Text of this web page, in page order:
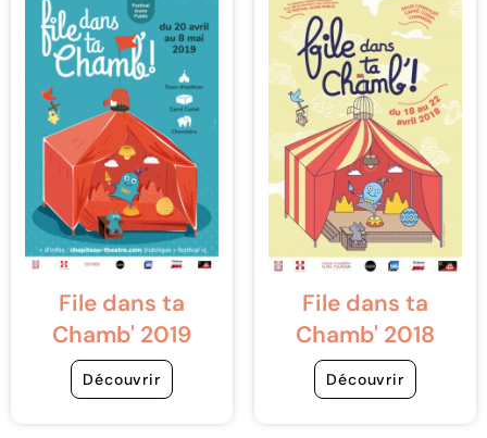
File dans ta
Chamb' 2019
Découvrir
File dans ta
Chamb' 2018
Découvrir